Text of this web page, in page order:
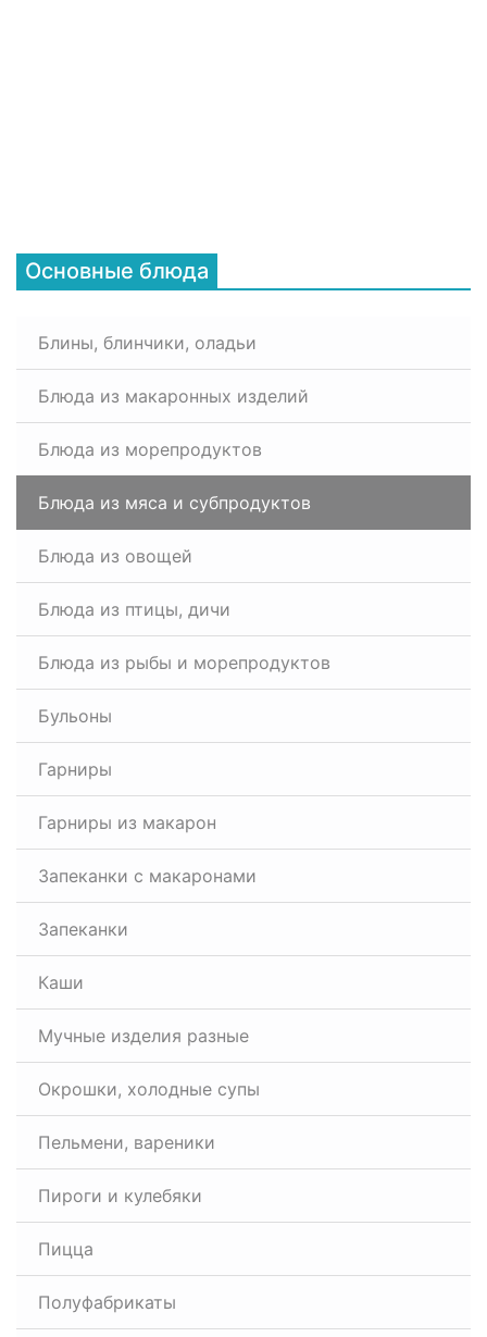
Основные блюда
Блины, блинчики, оладьи
Блюда из макаронных изделий
Блюда из морепродуктов
Блюда из мяса и субпродуктов
Блюда из овощей
Блюда из птицы, дичи
Блюда из рыбы и морепродуктов
Бульоны
Гарниры
Гарниры из макарон
Запеканки с макаронами
Запеканки
Каши
Мучные изделия разные
Окрошки, холодные супы
Пельмени, вареники
Пироги и кулебяки
Пицца
Полуфабрикаты